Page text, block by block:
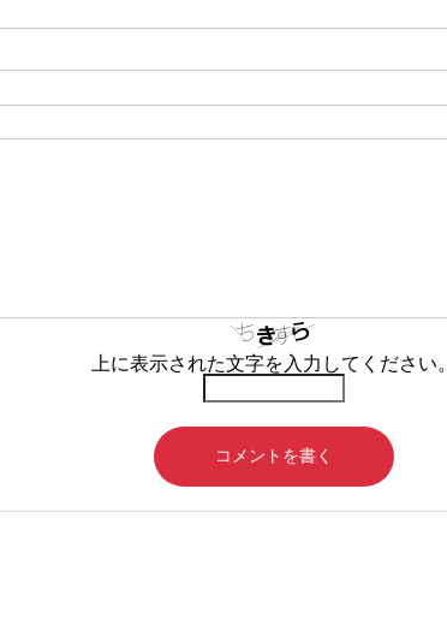
上に表示された文字を入力してください。